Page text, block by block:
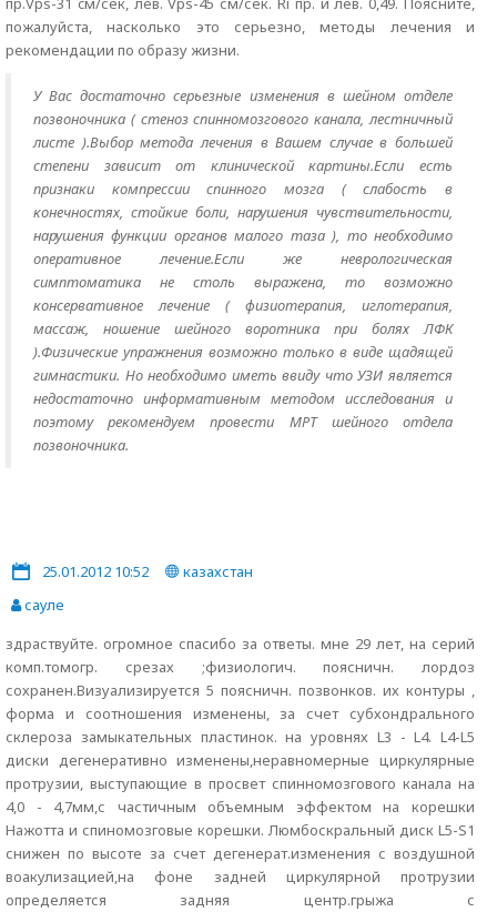
пожалуйста, насколько это серьезно, методы лечения и
рекомендации по образу жизни.
У Вас достаточно серьезные изменения в шейном отделе
позвоночника ( стеноз спинномозгового канала, лестничный
листе ).Выбор метода лечения в Вашем случае в большей
степени зависит от клинической картины.Если есть
признаки компрессии спинного мозга ( слабость в
конечностях, стойкие боли, нарушения чувствительности,
нарушения функции органов малого таза ), то необходимо
оперативное лечение.Если же неврологическая
симптоматика не столь выражена, то возможно
консервативное лечение ( физиотерапия, иглотерапия,
массаж, ношение шейного воротника при болях ЛФК
).Физические упражнения возможно только в виде щадящей
гимнастики. Но необходимо иметь ввиду что УЗИ является
недостаточно информативным методом исследования и
поэтому рекомендуем провести МРТ шейного отдела
позвоночника.
25.01.2012 10:52
казахстан
сауле
здраствуйте. огромное спасибо за ответы. мне 29 лет, на серий
комп.томогр. срезах ;физиологич. поясничн. лордоз
сохранен.Визуализируется 5 поясничн. позвонков. их контуры ,
форма и соотношения изменены, за счет субхондрального
склероза замыкательных пластинок. на уровнях L3 - L4. L4-L5
диски дегенеративно изменены,неравномерные циркулярные
протрузии, выступающие в просвет спинномозгового канала на
4,0 - 4,7мм,с частичным объемным эффектом на корешки
Нажотта и спиномозговые корешки. Люмбоскральный диск L5-S1
снижен по высоте за счет дегенерат.изменения с воздушной
воакулизацией,на фоне задней циркулярной протрузии
определяется задняя центр.грыжа с